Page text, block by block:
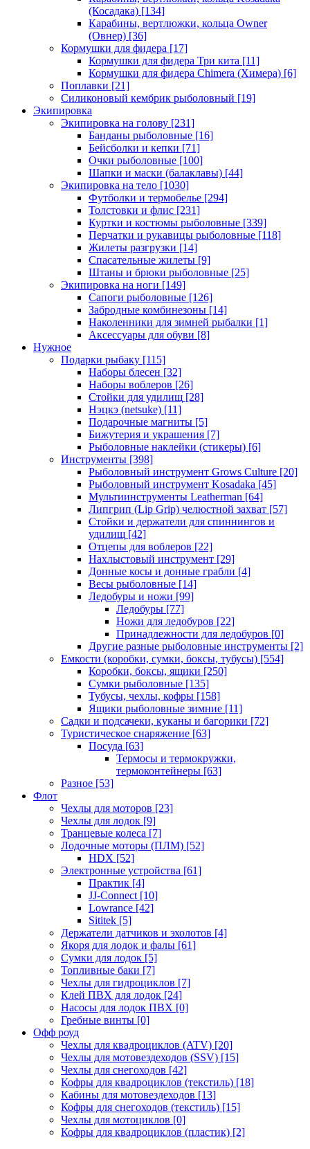
(Косадака) [134]
Карабины, вертлюжки, кольца Owner
(Овнер) [36]
Кормушки для фидера [17]
Кормушки для фидера Три кита [11]
Кормушки для фидера Chimera (Химера) [6]
Поплавки [21]
Силиконовый кембрик рыболовный [19]
Экипировка
Экипировка на голову [231]
Банданы рыболовные [16]
Бейсболки и кепки [71]
Очки рыболовные [100]
Шапки и маски (балаклавы) [44]
Экипировка на тело [1030]
Футболки и термобелье [294]
Толстовки и флис [231]
Куртки и костюмы рыболовные [339]
Перчатки и рукавицы рыболовные [118]
Жилеты разгрузки [14]
Спасательные жилеты [9]
Штаны и брюки рыболовные [25]
Экипировка на ноги [149]
Сапоги рыболовные [126]
Забродные комбинезоны [14]
Наколенники для зимней рыбалки [1]
Аксессуары для обуви [8]
Нужное
Подарки рыбаку [115]
Наборы блесен [32]
Наборы воблеров [26]
Стойки для удилищ [28]
Нэцкэ (netsuke) [11]
Подарочные магниты [5]
Бижутерия и украшения [7]
Рыболовные наклейки (стикеры) [6]
Инструменты [398]
Рыболовный инструмент Grows Culture [20]
Рыболовный инструмент Kosadaka [45]
Мультиинструменты Leatherman [64]
Липгрип (Lip Grip) челюстной захват [57]
Стойки и держатели для спиннингов и
удилищ [42]
Отцепы для воблеров [22]
Нахлыстовый инструмент [29]
Донные косы и донные грабли [4]
Весы рыболовные [14]
Ледобуры и ножи [99]
Ледобуры [77]
Ножи для ледобуров [22]
Принадлежности для ледобуров [0]
Другие разные рыболовные инструменты [2]
Емкости (коробки, сумки, боксы, тубусы) [554]
Коробки, боксы, ящики [250]
Сумки рыболовные [135]
Тубусы, чехлы, кофры [158]
Ящики рыболовные зимние [11]
Садки и подсачеки, куканы и багорики [72]
Туристическое снаряжение [63]
Посуда [63]
Термосы и термокружки,
термоконтейнеры [63]
Разное [53]
Флот
Чехлы для моторов [23]
Чехлы для лодок [9]
Транцевые колеса [7]
Лодочные моторы (ПЛМ) [52]
HDX [52]
Электронные устройства [61]
Практик [4]
JJ-Connect [10]
Lowrance [42]
Sititek [5]
Держатели датчиков и эхолотов [4]
Якоря для лодок и фалы [61]
Сумки для лодок [5]
Топливные баки [7]
Чехлы для гидроциклов [7]
Клей ПВХ для лодок [24]
Насосы для лодок ПВХ [0]
Гребные винты [0]
Офф роуд
Чехлы для квадроциклов (ATV) [20]
Чехлы для мотовездеходов (SSV) [15]
Чехлы для снегоходов [42]
Кофры для квадроциклов (текстиль) [18]
Кабины для мотовездеходов [13]
Кофры для снегоходов (текстиль) [15]
Чехлы для мотоциклов [0]
Кофры для квадроциклов (пластик) [2]